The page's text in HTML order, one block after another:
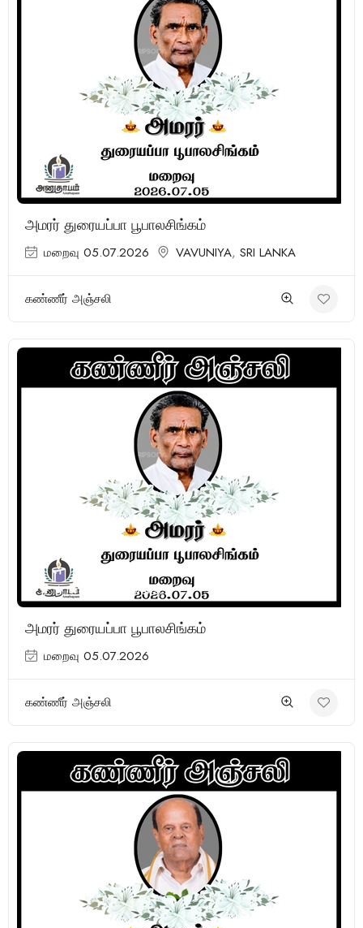
அமரர் துரையப்பா பூபாலசிங்கம்
மறைவு 05.07.2026 VAVUNIYA, SRI LANKA
கண்ணீர் அஞ்சலி
(10 Reviews)
அமரர் துரையப்பா பூபாலசிங்கம்
மறைவு 05.07.2026
கண்ணீர் அஞ்சலி